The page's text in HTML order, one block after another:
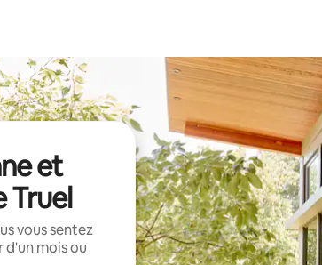
et
Truel
vous sentez
d'un mois ou